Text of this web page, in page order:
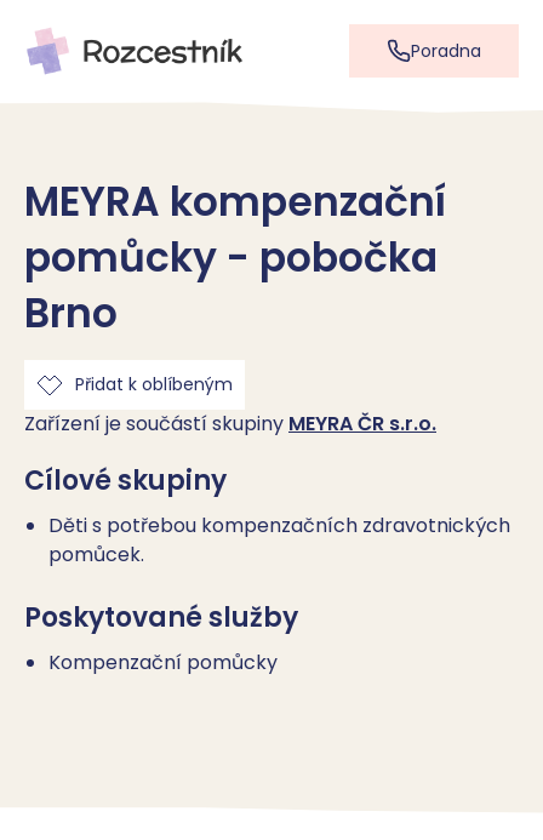
Poradna
MEYRA kompenzační
pomůcky - pobočka
Brno
Přidat k oblíbeným
Zařízení je součástí skupiny MEYRA ČR s.r.o.
Cílové skupiny
Děti s potřebou kompenzačních zdravotnických
pomůcek.
Poskytované služby
Kompenzační pomůcky